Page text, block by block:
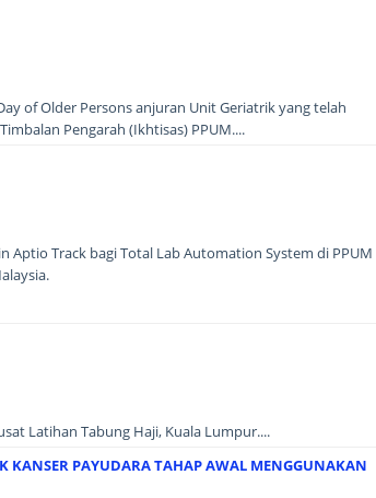
of Older Persons anjuran Unit Geriatrik yang telah
Pengarah (Ikhtisas) PPUM....
Aptio Track bagi Total Lab Automation System di PPUM
Latihan Tabung Haji, Kuala Lumpur....
KANSER PAYUDARA TAHAP AWAL MENGGUNAKAN